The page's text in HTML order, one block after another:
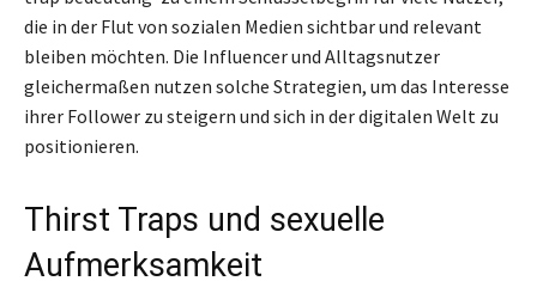
die in der Flut von sozialen Medien sichtbar und relevant
bleiben möchten. Die Influencer und Alltagsnutzer
gleichermaßen nutzen solche Strategien, um das Interesse
ihrer Follower zu steigern und sich in der digitalen Welt zu
positionieren.
Thirst Traps und sexuelle
Aufmerksamkeit